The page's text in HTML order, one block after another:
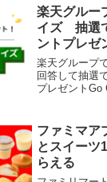
「Kaema」（
ダウンロード
楽天グルー
イズ 抽選
ントプレゼ
楽天グループ
回答して抽選
プレゼントGo
も応募するこ
ファミマア
とスイーツ
らえる